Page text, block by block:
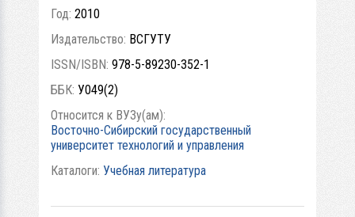
Год: 2010
Издательство: ВСГУТУ
ISSN/ISBN: 978-5-89230-352-1
ББК: У049(2)
Относится к ВУЗу(ам):
Восточно-Сибирский государственный
университет технологий и управления
Каталоги: Учебная литература